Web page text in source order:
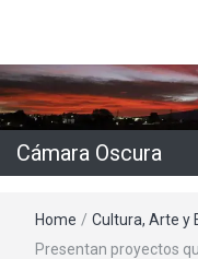
Cámara Oscura
Home / Cultura, Arte y
Presentan proyectos